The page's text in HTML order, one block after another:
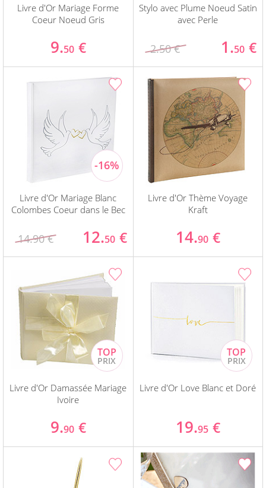
Livre d'Or Mariage Forme
Coeur Noeud Gris
9.50 €
Stylo avec Plume Noeud Satin
avec Perle
2.50 € 1.50 €
Livre d'Or Mariage Blanc
Colombes Coeur dans le Bec
14.90 € 12.50 €
Livre d'Or Thème Voyage
Kraft
14.90 €
Livre d'Or Damassée Mariage
Ivoire
9.90 €
Livre d'Or Love Blanc et Doré
19.95 €